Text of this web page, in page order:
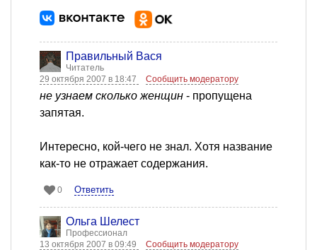
Правильный Вася
Читатель
29 октября 2007 в 18:47
Сообщить модератору
не узнаем сколько женщин - пропущена
запятая.
Интересно, кой-чего не знал. Хотя название
как-то не отражает содержания.
0 Ответить
Ольга Шелест
Профессионал
13 октября 2007 в 09:49
Сообщить модератору